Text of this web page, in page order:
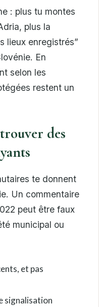
: plus tu montes
plus la
lieux enregistrés”
En
selon les
restent un
des
te donnent
Un commentaire
peut être faux
municipal ou
et pas
signalisation